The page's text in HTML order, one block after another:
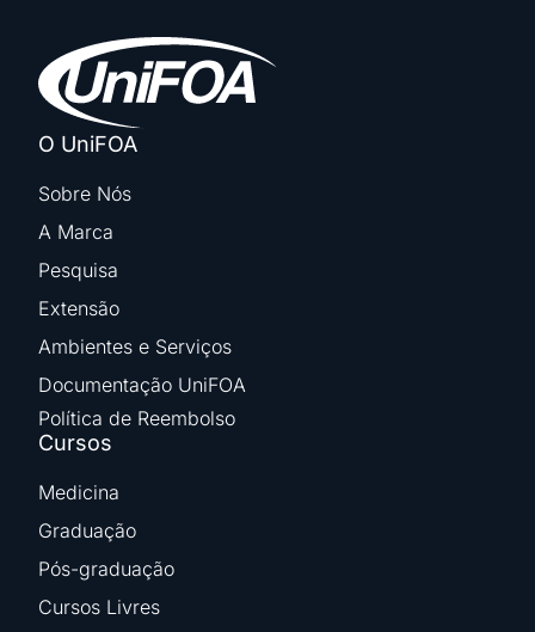
O UniFOA
Sobre Nós
A Marca
Pesquisa
Extensão
Ambientes e Serviços
Documentação UniFOA
Política de Reembolso
Cursos
Medicina
Graduação
Pós-graduação
Cursos Livres